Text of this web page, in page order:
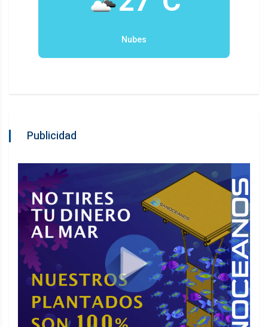
Nubes
Publicidad